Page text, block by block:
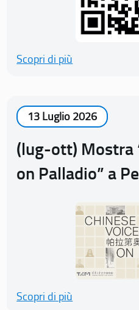
Scopri di più
13 Luglio 2026
(lug-ott) Mostra
on Palladio” a
Scopri di più